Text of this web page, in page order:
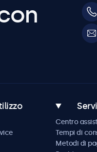
Centro
Tempi di
Metodi di